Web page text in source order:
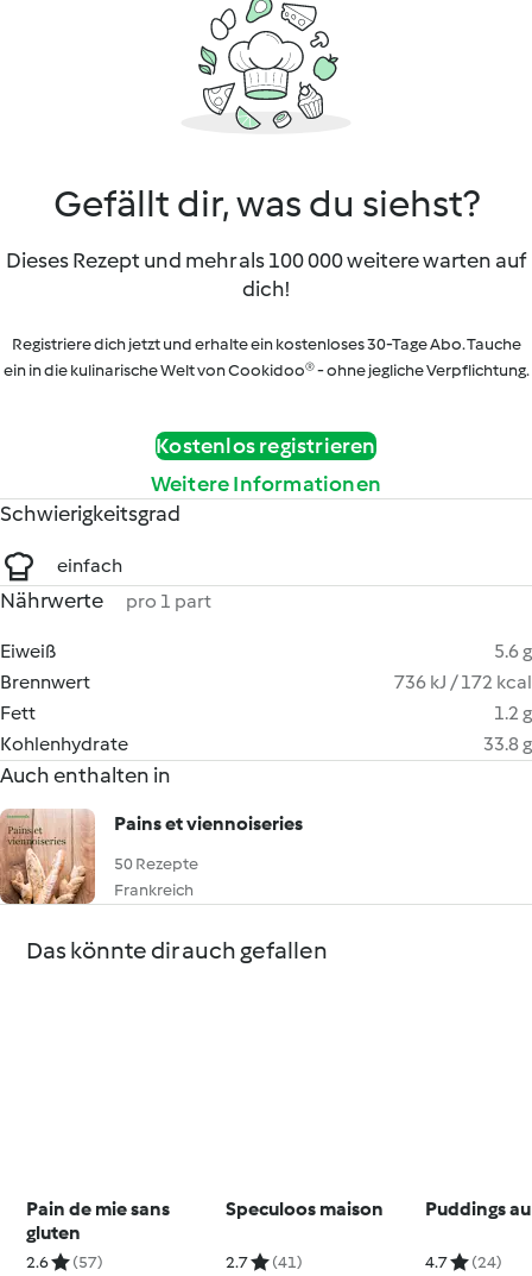
Gefällt dir, was du siehst?
Dieses Rezept und mehr als 100 000 weitere warten auf
dich!
Registriere dich jetzt und erhalte ein kostenloses 30-Tage Abo. Tauche
ein in die kulinarische Welt von Cookidoo® - ohne jegliche Verpflichtung.
Kostenlos registrieren
Weitere Informationen
Schwierigkeitsgrad
einfach
Nährwerte pro 1 part
Eiweiß
5.6 g
Brennwert
736 kJ / 172 kcal
Fett
1.2 g
Kohlenhydrate
33.8 g
Auch enthalten in
Pains et viennoiseries
50 Rezepte
Frankreich
Das könnte dir auch gefallen
Pain de mie sans
gluten
2.6 (57)
Speculoos maison
2.7 (41)
Puddings
4.7 (24)